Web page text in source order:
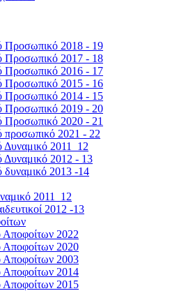
Προσωπικό 2018 - 19
Προσωπικό 2017 - 18
Προσωπικό 2016 - 17
Προσωπικό 2015 - 16
Προσωπικό 2014 - 15
Προσωπικό 2019 - 20
Προσωπικό 2020 - 21
προσωπικό 2021 - 22
Δυναμικό 2011_12
Δυναμικό 2012 - 13
δυναμικό 2013 -14
2011_12
2012 -13
Αποφοίτων 2022
Αποφοίτων 2020
Αποφοίτων 2003
Αποφοίτων 2014
Αποφοίτων 2015